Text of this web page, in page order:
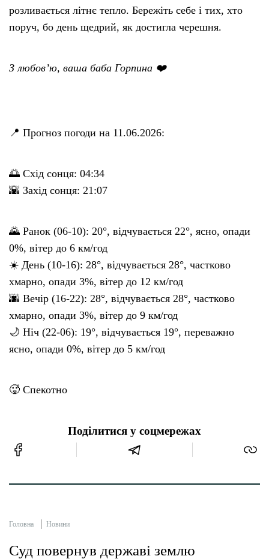
розливається літнє тепло. Бережіть себе і тих, хто
поруч, бо день щедрий, як достигла черешня.
З любов’ю, ваша баба Горпина ❤️
📍 Прогноз погоди на 11.06.2026:
🌅 Схід сонця: 04:34
🌇 Захід сонця: 21:07
🌄 Ранок (06-10): 20°, відчувається 22°, ясно, опади
0%, вітер до 6 км/год
☀️ День (10-16): 28°, відчувається 28°, частково
хмарно, опади 3%, вітер до 12 км/год
🌆 Вечір (16-22): 28°, відчувається 28°, частково
хмарно, опади 3%, вітер до 9 км/год
🌙 Ніч (22-06): 19°, відчувається 19°, переважно
ясно, опади 0%, вітер до 5 км/год
🥵 Спекотно
Поділитися у соцмережах
Головна Новини
Суд повернув державі землю